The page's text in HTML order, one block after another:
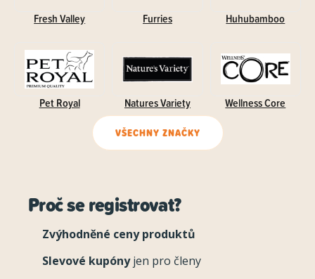
Fresh Valley Furries Huhubamboo
Pet Royal Natures Variety Wellness Core
VŠECHNY ZNAČKY
Proč se registrovat?
Zvýhodněné ceny produktů
Slevové kupónyjen pro členy